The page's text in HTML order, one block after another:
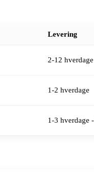
Levering
2-12 hverdage
1-2 hverdage
1-3 hverdage